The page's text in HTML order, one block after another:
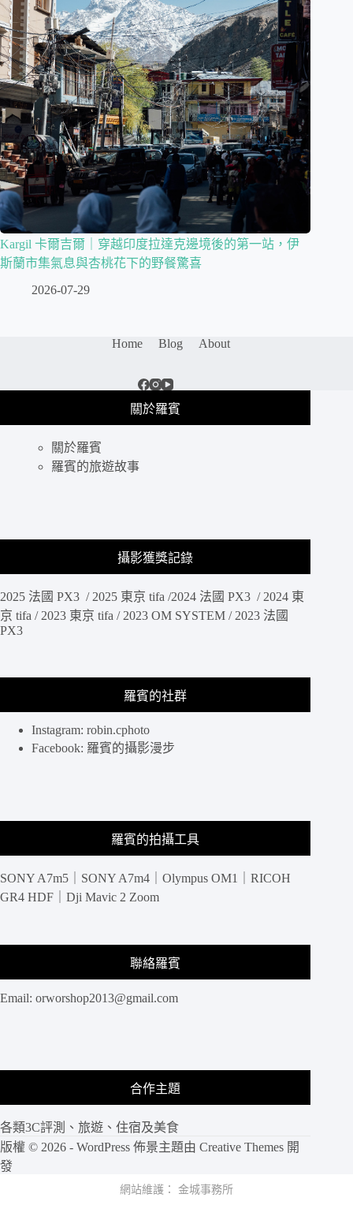
Kargil 卡爾吉爾｜穿越印度拉達克邊境後的第一站，伊
斯蘭市集氣息與杏桃花下的野餐驚喜
2026-07-29
Home Blog About
關於羅賓
關於羅賓
羅賓的旅遊故事
攝影獲獎記錄
2025 法國 PX3 / 2025 東京 tifa /2024 法國 PX3 / 2024 東
京 tifa / 2023 東京 tifa / 2023 OM SYSTEM / 2023 法國
PX3
羅賓的社群
Instagram: robin.cphoto
Facebook: 羅賓的攝影漫步
羅賓的拍攝工具
SONY A7m5｜SONY A7m4｜Olympus OM1｜RICOH
GR4 HDF｜Dji Mavic 2 Zoom
聯絡羅賓
Email: orworshop2013@gmail.com
合作主題
各類3C評測、旅遊、住宿及美食
版權 © 2026 - WordPress 佈景主題由 Creative Themes 開
發
網站維護： 金城事務所